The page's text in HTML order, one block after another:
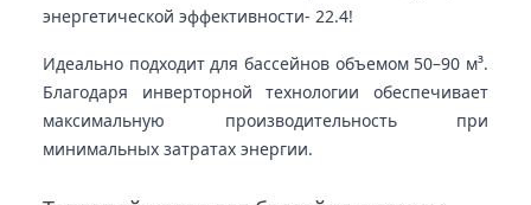
энергетической эффективности- 22.4!
Идеально подходит для бассейнов объемом 50–90 м³.
Благодаря инверторной технологии обеспечивает
максимальную производительность при
минимальных затратах энергии.